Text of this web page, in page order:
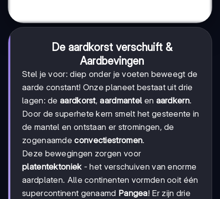
De aardkorst verschuift &
Aardbevingen
Stel je voor: diep onder je voeten beweegt de
aarde constant! Onze planeet bestaat uit drie
lagen: de aardkorst,aardmantel en aardkern.
Door de superhete kern smelt het gesteente in
de mantel en ontstaan er stromingen, de
zogenaamdeconvectiestromen.
Deze bewegingen zorgen voor
platentektoniek- het verschuiven van enorme
aardplaten. Alle continenten vormden ooit één
supercontinent genaamd Pangea! Er zijn drie